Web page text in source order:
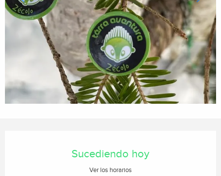
Sucediendo hoy
Ver los horarios